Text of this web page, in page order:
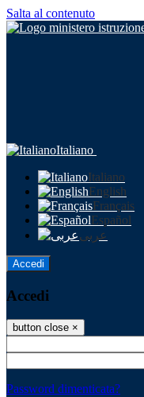
Salta al contenuto
Italiano
Italiano
English
Français
Español
عربى
Accedi
Accedi
button close ×
Password dimenticata?